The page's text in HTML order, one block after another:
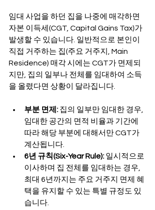
임대 사업을 하던 집을 나중에 매각하면
자본 이득세(CGT, Capital Gains Tax)가
발생할 수 있습니다. 일반적으로 본인이
직접 거주하는 집(주요 거주지, Main
Residence) 매각 시에는 CGT가 면제되
지만, 집의 일부나 전체를 임대하여 소득
을 올렸다면 상황이 달라집니다.
부분 면제: 집의 일부만 임대한 경우,
임대한 공간의 면적 비율과 기간에
따라 해당 부분에 대해서만 CGT가
계산됩니다.
6년 규칙(Six-Year Rule): 일시적으로
이사하며 집 전체를 임대하는 경우,
최대 6년까지는 주요 거주지 면제 혜
택을 유지할 수 있는 특별 규정도 있
습니다.